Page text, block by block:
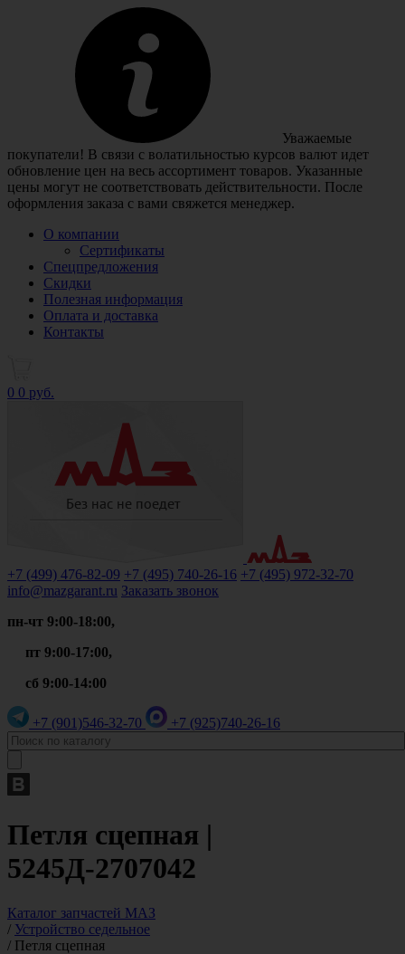
Уважаемые
покупатели! В связи с волатильностью курсов валют идет
обновление цен на весь ассортимент товаров. Указанные
цены могут не соответствовать действительности. После
оформления заказа с вами свяжется менеджер.
О компании
Сертификаты
Спецпредложения
Скидки
Полезная информация
Оплата и доставка
Контакты
0 0 руб.
+7 (499) 476-82-09 +7 (495) 740-26-16 +7 (495) 972-32-70
info@mazgarant.ru Заказать звонок
пн-чт 9:00-18:00,
пт 9:00-17:00,
сб 9:00-14:00
+7 (901)546-32-70 +7 (925)740-26-16
Петля сцепная |
5245Д-2707042
Каталог запчастей МАЗ
/ Устройство седельное
/ Петля сцепная